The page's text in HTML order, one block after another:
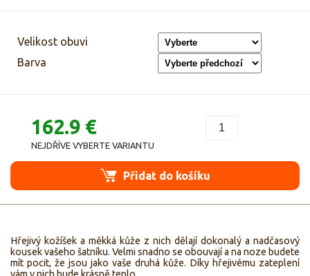
Velikost obuvi
Barva
162.9 €
NEJDŘÍVE VYBERTE VARIANTU
Přidat do košíku
Hřejivý kožíšek a měkká kůže z nich dělají dokonalý a nadčasový
kousek vašeho šatníku. Velmi snadno se obouvají a na noze budete
mít pocit, že jsou jako vaše druhá kůže. Díky hřejivému zateplení